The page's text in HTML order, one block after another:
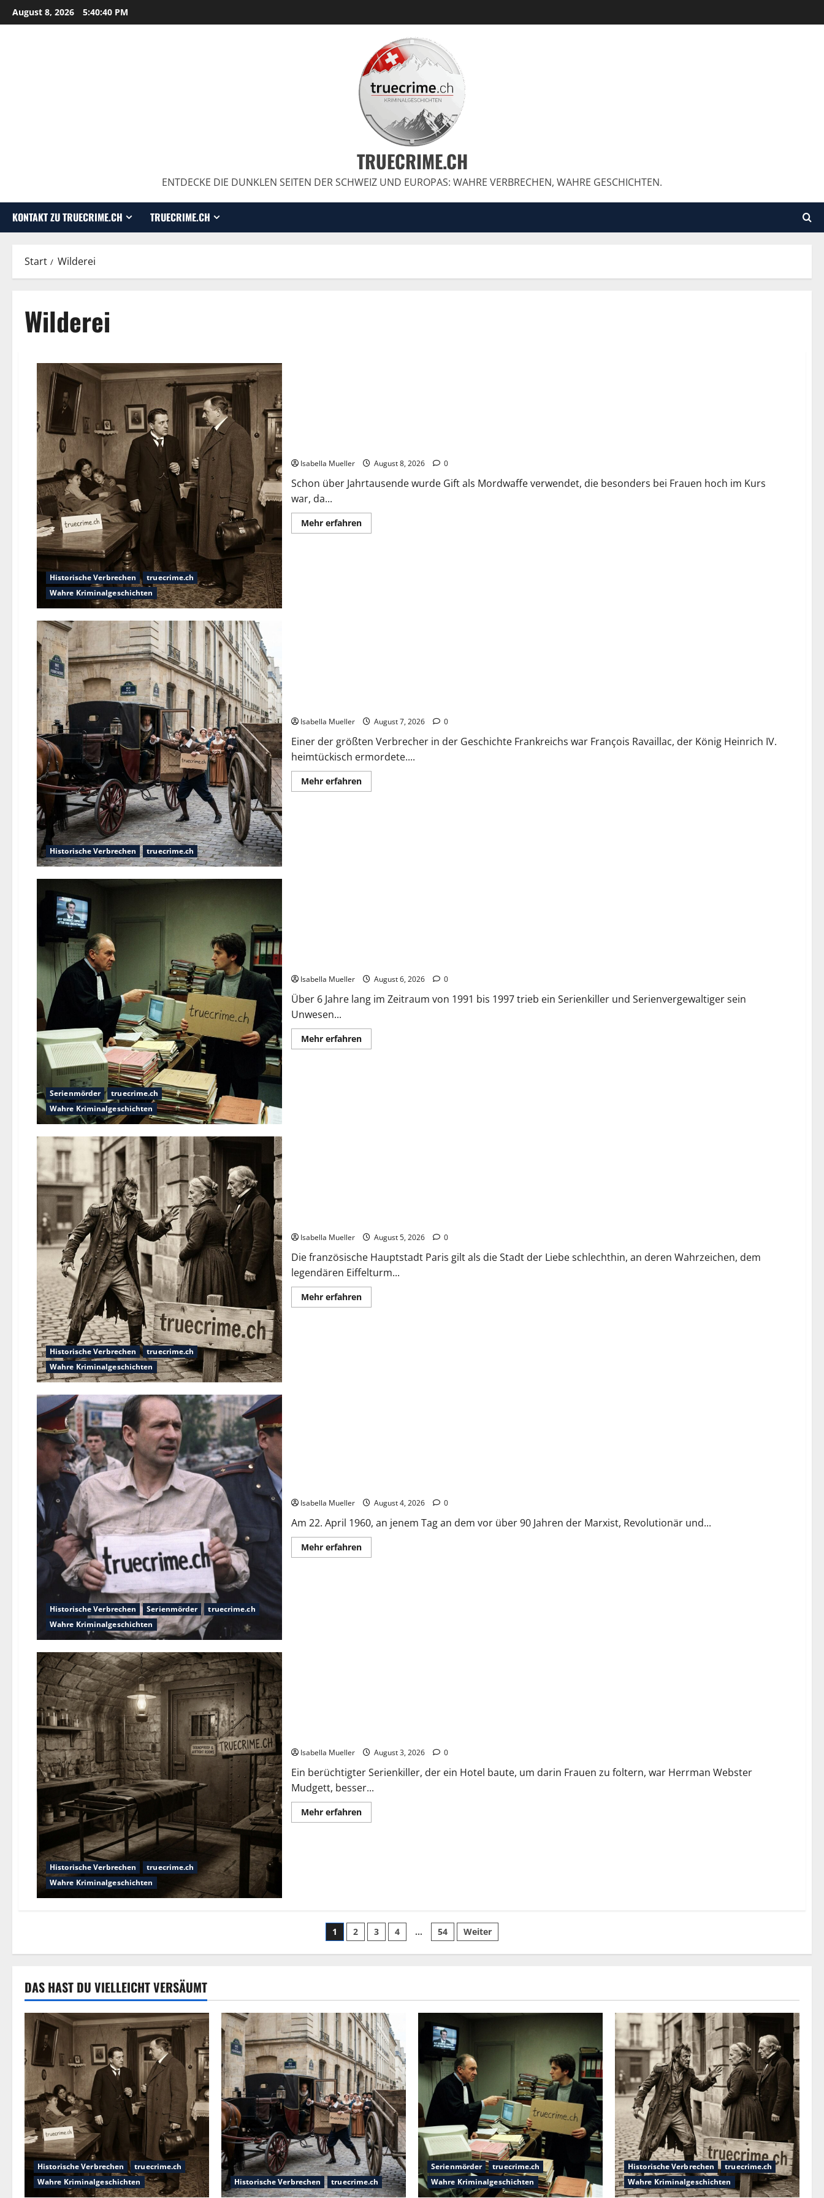
August 8, 2026 5:40:41 PM
TRUECRIME.CH
ENTDECKE DIE DUNKLEN SEITEN DER SCHWEIZ UND EUROPAS: WAHRE VERBRECHEN, WAHRE GESCHICHTEN.
KONTAKT ZU TRUECRIME.CH TRUECRIME.CH
Start Wilderei
Wilderei
Historische Verbrechen
truecrime.ch
Wahre Kriminalgeschichten
Isabella Mueller August 8, 2026 0
Schon über Jahrtausende wurde Gift als Mordwaffe verwendet, die besonders bei Frauen hoch im Kurs
war, da...
Mehr erfahren
Historische Verbrechen truecrime.ch
Isabella Mueller August 7, 2026 0
Einer der größten Verbrecher in der Geschichte Frankreichs war François Ravaillac, der König Heinrich IV.
heimtückisch ermordete....
Mehr erfahren
Serienmörder
truecrime.ch
Wahre Kriminalgeschichten
Isabella Mueller August 6, 2026 0
Über 6 Jahre lang im Zeitraum von 1991 bis 1997 trieb ein Serienkiller und Serienvergewaltiger sein
Unwesen...
Mehr erfahren
Historische Verbrechen
truecrime.ch
Wahre Kriminalgeschichten
Isabella Mueller August 5, 2026 0
Die französische Hauptstadt Paris gilt als die Stadt der Liebe schlechthin, an deren Wahrzeichen, dem
legendären Eiffelturm...
Mehr erfahren
Historische Verbrechen Serienmörder
truecrime.ch
Wahre Kriminalgeschichten
Isabella Mueller August 4, 2026 0
Am 22. April 1960, an jenem Tag an dem vor über 90 Jahren der Marxist, Revolutionär und...
Mehr erfahren
Historische Verbrechen
truecrime.ch
Wahre Kriminalgeschichten
Isabella Mueller August 3, 2026 0
Ein berüchtigter Serienkiller, der ein Hotel baute, um darin Frauen zu foltern, war Herrman Webster
Mudgett, besser...
Mehr erfahren
1 2 3 4 … 54 Weiter
DAS HAST DU VIELLEICHT VERSÄUMT
Historische Verbrechen
truecrime.ch
Wahre Kriminalgeschichten
Historische Verbrechen truecrime.ch
Serienmörder
truecrime.ch
Wahre Kriminalgeschichten
Historische Verbrechen
truecrime.ch
Wahre Kriminalgeschichten